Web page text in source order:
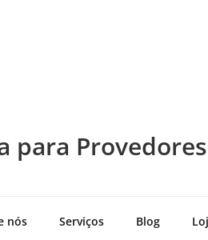
para
nós Serviços Blog